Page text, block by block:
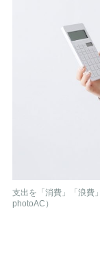
支出を「消費」「浪費
photoAC）